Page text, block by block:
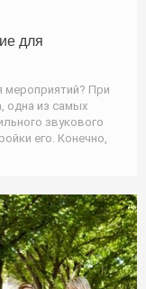
для
мероприятий? При
одна из самых
звукового
его. Конечно,